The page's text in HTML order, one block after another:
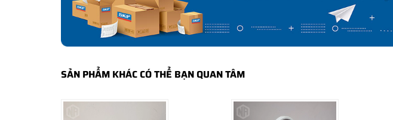
SẢN PHẨM KHÁC CÓ THỂ BẠN QUAN TÂM